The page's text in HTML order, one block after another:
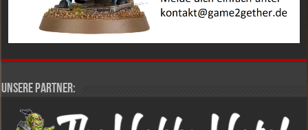
Unsere Partner: